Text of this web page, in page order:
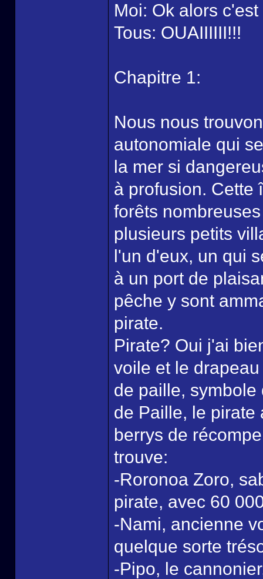
Moi: Ok alors
Tous: OUAIIIIII!!!
Chapitre 1:
Nous nous
autonomiale qui
la mer si
à profusion. Cette
forêts
plusieurs petits
l'un d'eux, un qui
à un port de
pêche y sont
pirate.
Pirate? Oui j'ai
voile et le
de paille,
de Paille, le pirate
berrys de
trouve:
-Roronoa Zoro,
pirate, avec 60
-Nami, ancienne
quelque sorte
-Pipo, le